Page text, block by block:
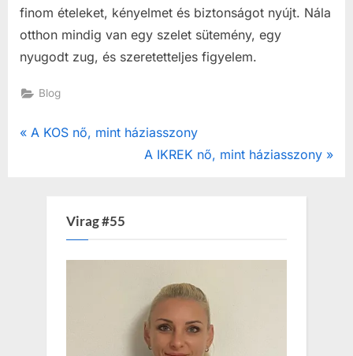
finom ételeket, kényelmet és biztonságot nyújt. Nála
otthon mindig van egy szelet sütemény, egy
nyugodt zug, és szeretetteljes figyelem.
Blog
Post
P
A KOS nő, mint háziasszony
N
o
t
:
A IKREK nő, mint háziasszony
Virag #55